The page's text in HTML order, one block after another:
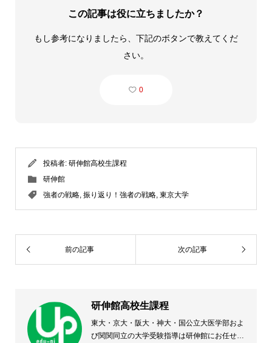
この記事は役に立ちましたか？
もし参考になりましたら、下記のボタンで教えてくだ
さい。
0
投稿者: 研伸館高校生課程
研伸館
強者の戦略 振り返り！強者の戦略 東京大学
前の記事 次の記事
研伸館高校生課程
東大・京大・阪大・神大・国公立大医学部およ
び関関同立の大学受験指導は研伸館にお任せく